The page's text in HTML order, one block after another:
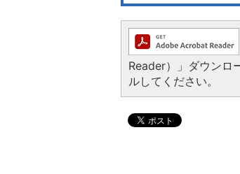
Reader）」ダウンロ
ルしてください。